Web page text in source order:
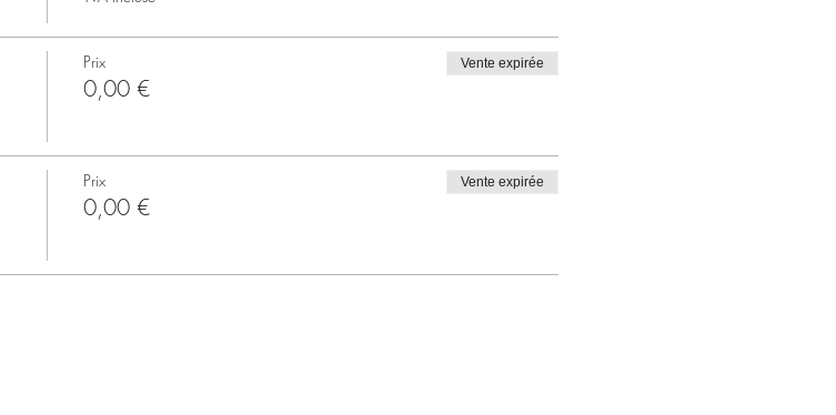
Prix
0,00 €
Vente expirée
Prix
0,00 €
Vente expirée